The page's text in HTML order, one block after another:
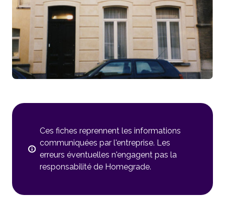
Ces fiches reprennent les informations
communiquées par l'entreprise. Les
erreurs éventuelles n'engagent pas la
responsabilité de Homegrade.